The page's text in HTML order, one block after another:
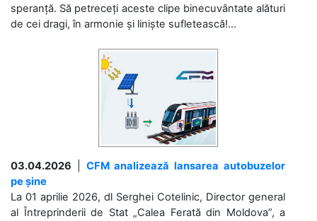
speranță. Să petreceți aceste clipe binecuvântate alături
de cei dragi, în armonie și liniște sufletească!...
03.04.2026
CFM analizează lansarea autobuzelor
pe șine
La 01 aprilie 2026, dl Serghei Cotelinic, Director general
al Întreprinderii de Stat „Calea Ferată din Moldova”, a